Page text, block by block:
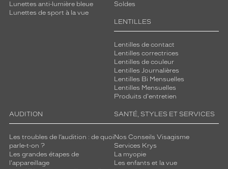
Lunettes anti-lumière bleue
Lunettes de sport à la vue
Soldes
LENTILLES
Lentilles de contact
Lentilles correctrices
Lentilles de couleur
Lentilles Journalières
Lentilles Bi Mensuelles
Lentilles Mensuelles
Produits d'entretien
AUDITION
Les troubles de l’audition : de quoi
parle-t-on ?
Les grandes étapes de
l'appareillage
SANTÉ, STYLES ET SERVICES
Nos Conseils Visagisme
Services Krys
La myopie
Les enfants et la vue